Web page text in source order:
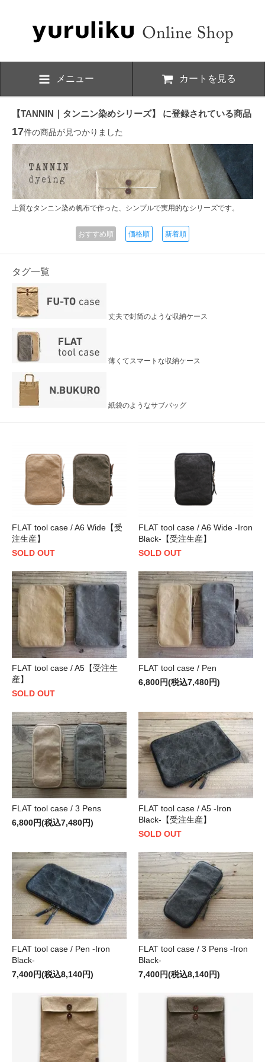
メニュー カートを見る
【TANNIN｜タンニン染めシリーズ】 に登録されている商品
17件の商品が見つかりました
上質なタンニン染め帆布で作った、シンプルで実用的なシリーズです。
おすすめ順 価格順 新着順
タグ一覧
丈夫で封筒のような収納ケース
薄くてスマートな収納ケース
紙袋のようなサブバッグ
FLAT tool case / A6 Wide【受
注生産】
SOLD OUT
FLAT tool case / A6 Wide -Iron
Black-【受注生産】
SOLD OUT
FLAT tool case / A5【受注生
産】
SOLD OUT
FLAT tool case / Pen
6,800円(税込7,480円)
FLAT tool case / 3 Pens
6,800円(税込7,480円)
FLAT tool case / A5 -Iron
Black-【受注生産】
SOLD OUT
FLAT tool case / Pen -Iron
Black-
7,400円(税込8,140円)
FLAT tool case / 3 Pens -Iron
Black-
7,400円(税込8,140円)